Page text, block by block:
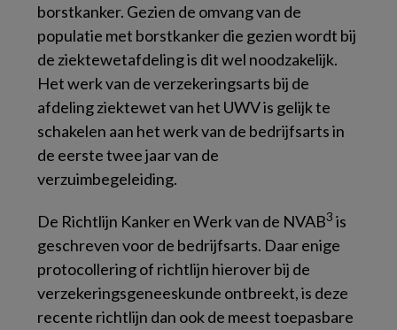
borstkanker. Gezien de omvang van de
populatie met borstkanker die gezien wordt bij
de ziektewetafdeling is dit wel noodzakelijk.
Het werk van de verzekeringsarts bij de
afdeling ziektewet van het UWV is gelijk te
schakelen aan het werk van de bedrijfsarts in
de eerste twee jaar van de
verzuimbegeleiding.
De Richtlijn Kanker en Werkvan de NVAB3 is
geschreven voor de bedrijfsarts. Daar enige
protocollering of richtlijn hierover bij de
verzekeringsgeneeskunde ontbreekt, is deze
recente richtlijn dan ook de meest toepasbare